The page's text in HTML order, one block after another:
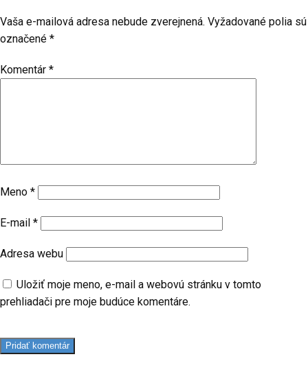
Vaša e-mailová adresa nebude zverejnená. Vyžadované polia sú
označené *
Komentár *
Meno *
E-mail *
Adresa webu
Uložiť moje meno, e-mail a webovú stránku v tomto
prehliadači pre moje budúce komentáre.
Pridať komentár